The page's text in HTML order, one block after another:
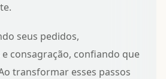
seus pedidos,
consagração, confiando que
transformar esses passos